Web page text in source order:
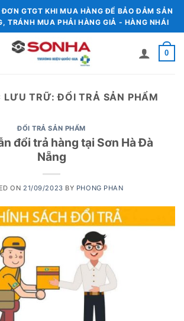
GTGT KHI MUA HÀNG ĐỂ BẢO ĐẢM SẢN
TRÁNH MUA PHẢI HÀNG GIẢ - HÀNG NHÁI
0
LƯU TRỮ:ĐỔI TRẢ SẢN PHẨM
ĐỔI TRẢ SẢN PHẨM
đổi trả hàng tại Sơn Hà Đà
Nẵng
ON 21/09/2023 BY PHONG PHAN